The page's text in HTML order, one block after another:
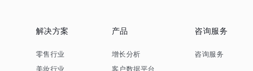
解决方案
零售行业
美妆行业
产品
增长分析
客户数据平台
咨询服务
咨询服务